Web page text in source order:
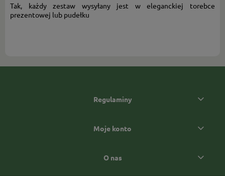
Tak, każdy zestaw wysyłany jest w eleganckiej torebce
prezentowej lub pudełku
Regulaminy
Moje konto
O nas